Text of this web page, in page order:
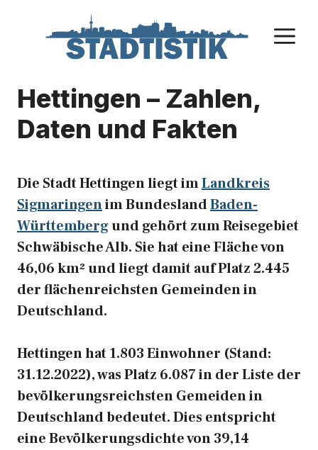
Hettingen – Zahlen,
Daten und Fakten
Die Stadt Hettingen liegt imLandkreis
Sigmaringenim BundeslandBaden-
Württembergund gehört zum Reisegebiet
Schwäbische Alb. Sie hat eine Fläche von
46,06 km² und liegt damit auf Platz 2.445
der flächenreichsten Gemeinden in
Deutschland.
Hettingen hat 1.803 Einwohner (Stand:
31.12.2022), was Platz 6.087 in der Liste der
bevölkerungsreichsten Gemeiden in
Deutschland bedeutet. Dies entspricht
eine Bevölkerungsdichte von 39,14